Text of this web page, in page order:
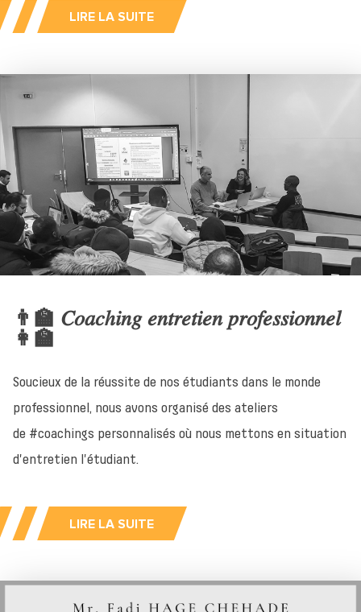
LIRE LA SUITE
👨‍🏫 𝐶𝑜𝑎𝑐ℎ𝑖𝑛𝑔 𝑒𝑛𝑡𝑟𝑒𝑡𝑖𝑒𝑛 𝑝𝑟𝑜𝑓𝑒𝑠𝑠𝑖𝑜𝑛𝑛𝑒𝑙
👩‍🏫
Soucieux de la réussite de nos étudiants dans le monde
professionnel, nous avons organisé des ateliers
de #coachings personnalisés où nous mettons en situation
d'entretien l'étudiant.
LIRE LA SUITE